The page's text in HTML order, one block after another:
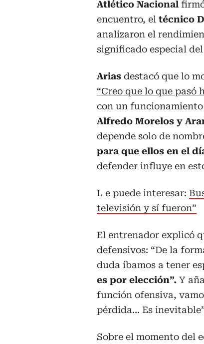
Atlético Nacional
encuentro, el técnico
analizaron el
significado especial
Arias destacó que lo
“Creo que lo que pasó
con un
Alfredo Morelos y
depende solo de
para que ellos en el
defender influye en
L e puede interesar:
televisión y sí fueron”
El entrenador explicó
defensivos: “De la
duda íbamos a tener
es por elección”. Y
función ofensiva,
pérdida… Es
Sobre el momento del